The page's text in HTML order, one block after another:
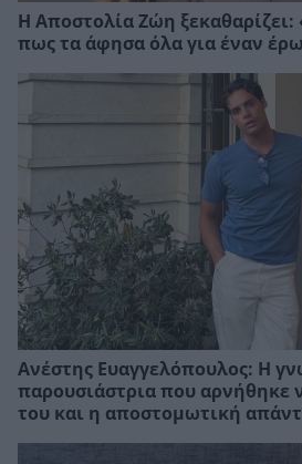
Η Αποστολία Ζώη
πως τα άφησα όλα για έναν
Ανέστης Ευαγγελόπουλος: Η
παρουσιάστρια που αρνήθηκε
του και η αποστομωτική